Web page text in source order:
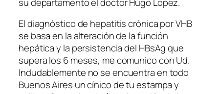
El diagnóstico de hepatitis crónica por VHB
se basa en la alteración de la función
hepática y la persistencia del HBsAg que
supera los 6 meses, me comunico con Ud.
Indudablemente no se encuentra en todo
Buenos Aires un cínico de tu estampa y